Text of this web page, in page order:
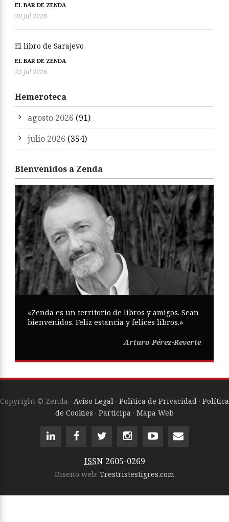
EL BAR DE ZENDA
30 Jul 2026
El libro de Sarajevo
EL BAR DE ZENDA
23 Jul 2026
Hemeroteca
agosto 2026 (91)
julio 2026 (354)
Bienvenidos a Zenda
«Zenda es un territorio de libros y amigos. Sean
bienvenidos. Feliz estancia y felices libros.»
Arturo Pérez-Reverte
Copyright © Zenda · Aviso Legal · Política de Privacidad · Política
de Cookies · Participa · Mapa Web
ISSN 2605-0269
Diseño web: Trestristestigres.com